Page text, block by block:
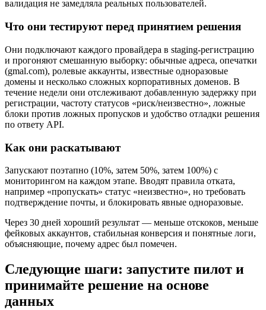
валидация не замедляла реальных пользователей.
Что они тестируют перед принятием решения
Они подключают каждого провайдера в staging‑регистрацию
и прогоняют смешанную выборку: обычные адреса, опечатки
(gmal.com), ролевые аккаунты, известные одноразовые
домены и несколько сложных корпоративных доменов. В
течение недели они отслеживают добавленную задержку при
регистрации, частоту статусов «риск/неизвестно», ложные
блоки против ложных пропусков и удобство отладки решения
по ответу API.
Как они раскатывают
Запускают поэтапно (10%, затем 50%, затем 100%) с
мониторингом на каждом этапе. Вводят правила отката,
например «пропускать» статус «неизвестно», но требовать
подтверждение почты, и блокировать явные одноразовые.
Через 30 дней хороший результат — меньше отскоков, меньше
фейковых аккаунтов, стабильная конверсия и понятные логи,
объясняющие, почему адрес был помечен.
Следующие шаги: запустите пилот и
принимайте решение на основе
данных